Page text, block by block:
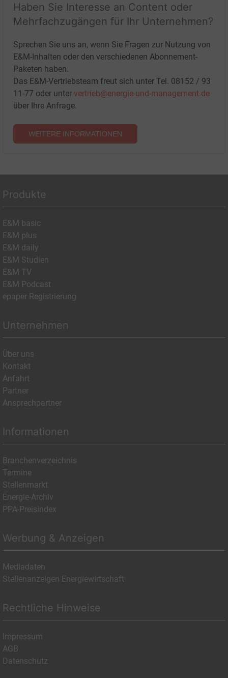
Haben Sie Interesse an Content oder
Mehrfachzugängen für Ihr Unternehmen?
Sprechen Sie uns an, wenn Sie Fragen zur Nutzung von
E&M-Inhalten oder den verschiedenen Abonnement-
Paketen haben.
Das E&M-Vertriebsteam freut sich unter Tel. 08152 / 93
11-77 oder unter vertrieb@energie-und-management.de
über Ihre Anfrage.
WEITERE INFORMATIONEN
Produkte
E&M basic
E&M plus
E&M daily
E&M Studien
E&M TV
E&M Podcast
epaper Registrierung
Unternehmen
Über uns
Kontakt
Anfahrt
Partner
Ansprechpartner
Informationen
Branchenverzeichnis
Termine
Stellenmarkt
Energie-Archiv
PPA-Preisindex
Werbung & Anzeigen
Mediadaten
Stellenanzeigen Energiewirtschaft
Rechtliche Hinweise
Impressum
AGB
Datenschutz